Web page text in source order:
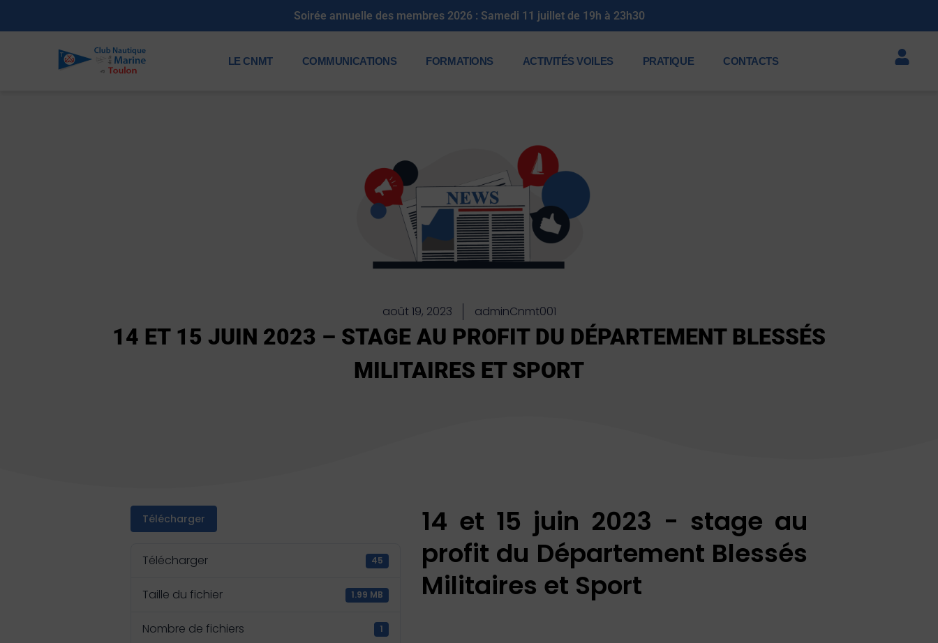
Soirée annuelle des membres 2026 : Samedi 11 juillet de 19h à 23h30
LE CNMT COMMUNICATIONS FORMATIONS ACTIVITÉS VOILES PRATIQUE CONTACTS
août 19, 2023 adminCnmt001
14 ET 15 JUIN 2023 – STAGE AU PROFIT DU DÉPARTEMENT BLESSÉS
MILITAIRES ET SPORT
Télécharger
Télécharger 45
Taille du fichier 1.99 MB
Nombre de fichiers 1
14 et 15 juin 2023 - stage au
profit du Département Blessés
Militaires et Sport